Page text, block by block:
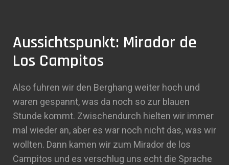
Aussichtspunkt: Mirador de
Los Campitos
Also fuhren wir den Berghang weiter hoch und
waren gespannt, was da noch so zur blauen
Stunde kommt. Zwischendurch hielten wir immer
mal wieder an, aber es war noch nicht das, was wir
wollten. Dann kamen wir zum Mirador de los
Campitos und es verschlug uns echt die Sprache